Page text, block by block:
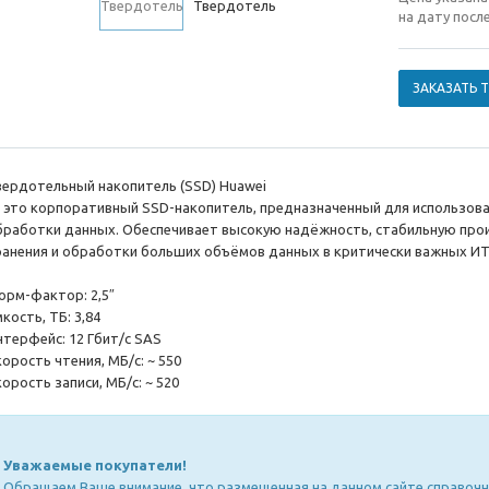
на дату
ЗАКАЗАТЬ
накопитель (SSD) Huawei
корпоративный SSD-накопитель, предназначенный для
данных. Обеспечивает высокую надёжность, стабильную
и обработки больших объёмов данных в критически важных
фактор: 2,5″
ТБ: 3,84
12 Гбит/с SAS
чтения, МБ/с: ~ 550
записи, МБ/с: ~ 520
Уважаемые покупатели!